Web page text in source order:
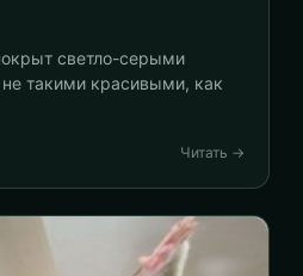
светло-серыми
такими красивыми, как
Читать →